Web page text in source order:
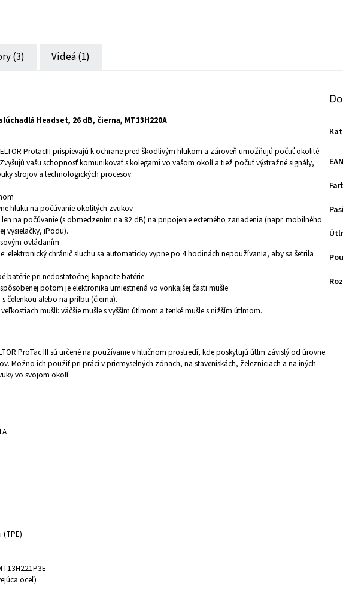
(3) Videá (1)
Headset, 26 dB, čierna, MT13H220A
ProtacIII prispievajú k ochrane pred škodlivým hlukom a zároveň umožňujú počuť okolité
vašu schopnosť komunikovať s kolegami vo vašom okolí a tiež počuť výstražné signály,
strojov a technologických procesov.
hluku na počúvanie okolitých zvukov
na počúvanie (s obmedzením na 82 dB) na pripojenie externého zariadenia (napr. mobilného
vysielačky, iPodu).
ovládaním
elektronický chránič sluchu sa automaticky vypne po 4 hodinách nepoužívania, aby sa šetrila
batérie pri nedostatočnej kapacite batérie
potom je elektronika umiestnená vo vonkajšej časti mušle
čelenkou alebo na prilbu (čierna).
mušlí: väčšie mušle s vyšším útlmom a tenké mušle s nižším útlmom.
ProTac III sú určené na používanie v hlučnom prostredí, kde poskytujú útlm závislý od úrovne
Možno ich použiť pri práci v priemyselných zónach, na staveniskách, železniciach a na iných
vo svojom okolí.
oceľ)
EAN